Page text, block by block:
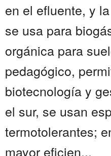
en el efluente, y
se usa para
orgánica para
pedagógico,
biotecnología y
el sur, se usan
termotolerantes;
mayor eficien...